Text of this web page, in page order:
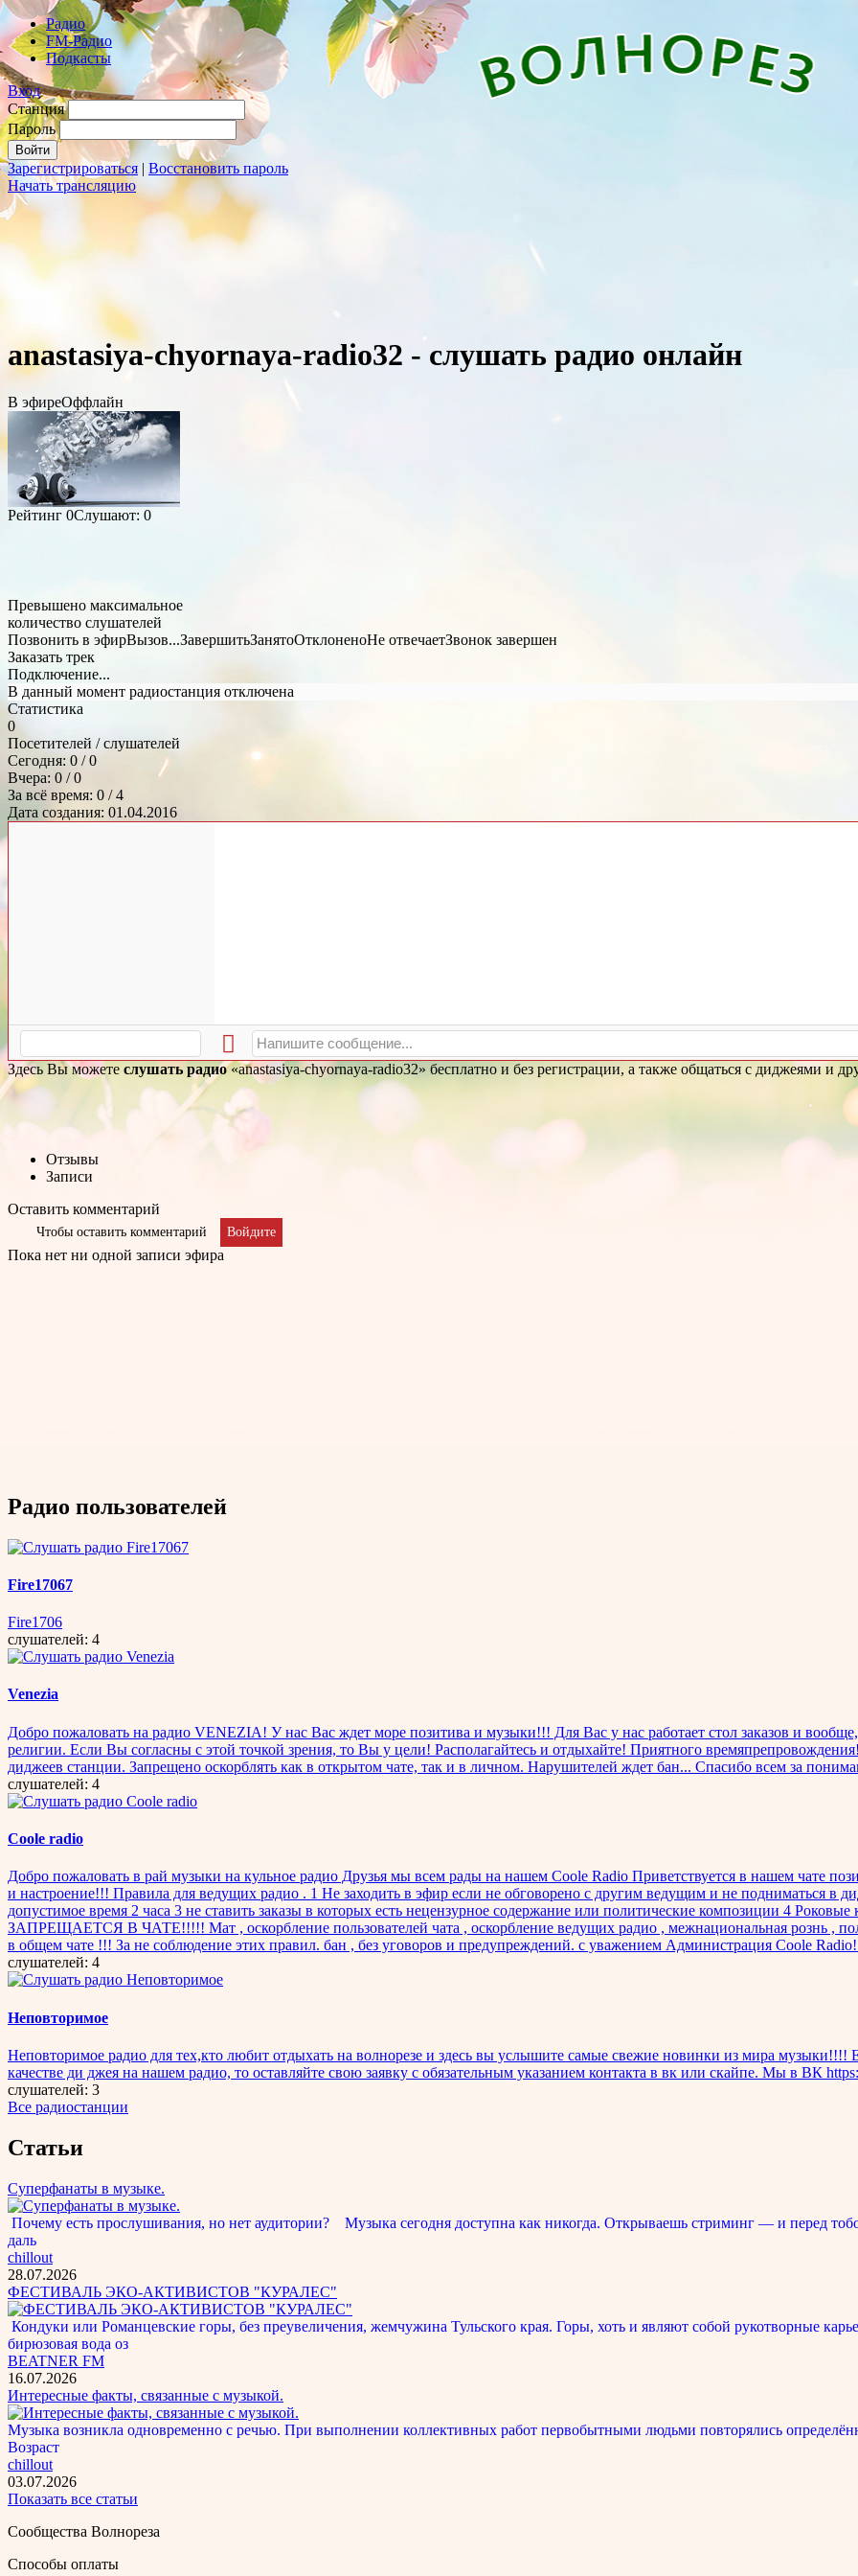
Радио
FM-Радио
Подкасты
Вход
Станция
Пароль
Зарегистрироваться | Восстановить пароль
Начать трансляцию
anastasiya-chyornaya-radio32 - слушать радио онлайн
В эфиреОффлайн
Рейтинг 0Слушают: 0
Превышено максимальное
количество слушателей
Позвонить в эфирВызов...ЗавершитьЗанятоОтклоненоНе отвечаетЗвонок завершен
Заказать трек
Подключение...
В данный момент радиостанция отключена
Статистика
0
Посетителей / слушателей
Сегодня: 0 / 0
Вчера: 0 / 0
За всё время: 0 / 4
Дата создания: 01.04.2016
Здесь Вы можете слушать радио«anastasiya-chyornaya-radio32» бесплатно и без регистрации, а также общаться с диджеями и
Отзывы
Записи
Оставить комментарий
Чтобы оставить комментарий Войдите
Пока нет ни одной записи эфира
Радио пользователей
Fire17067
Fire1706
слушателей: 4
Venezia
Добро пожаловать на радио VENEZIA! У нас Вас ждет море позитива и музыки!!! Для Вас у нас работает стол заказов и
религии. Если Вы согласны с этой точкой зрения, то Вы у цели! Располагайтесь и отдыхайте! Приятного
диджеев станции. Запрещено оскорблять как в открытом чате, так и в личном. Нарушителей ждет бан... Спасибо всем за
слушателей: 4
Coole radio
Добро пожаловать в рай музыки на кульное радио Друзья мы всем рады на нашем Coole Radio Приветствуется в нашем чате
и настроение!!! Правила для ведущих радио . 1 Не заходить в эфир если не обговорено с другим ведущим и не подниматься в
допустимое время 2 часа 3 не ставить заказы в которых есть нецензурное содержание или политические композиции 4
ЗАПРЕЩАЕТСЯ В ЧАТЕ!!!!! Мат , оскорбление пользователей чата , оскорбление ведущих радио , межнациональная рознь ,
в общем чате !!! За не соблюдение этих правил. бан , без уговоров и предупреждений. с уважением Администрация Coole
слушателей: 4
Неповторимое
Неповторимое радио для тех,кто любит отдыхать на волнорезе и здесь вы услышите самые свежие новинки из мира музыки!!!!
качестве ди джея на нашем радио, то оставляйте свою заявку с обязательным указанием контакта в вк или скайпе. Мы в ВК
слушателей: 3
Все радиостанции
Статьи
Суперфанаты в музыке.
Почему есть прослушивания, но нет аудитории? Музыка сегодня доступна как никогда. Открываешь стриминг — и перед
даль
chillout
28.07.2026
ФЕСТИВАЛЬ ЭКО-АКТИВИСТОВ "КУРАЛЕС"
Кондуки или Романцевские горы, без преувеличения, жемчужина Тульского края. Горы, хоть и являют собой рукотворные
бирюзовая вода оз
BEATNER FM
16.07.2026
Интересные факты, связанные с музыкой.
Музыка возникла одновременно с речью. При выполнении коллективных работ первобытными людьми повторялись
Возраст
chillout
03.07.2026
Показать все статьи
Сообщества Волнореза
Способы оплаты